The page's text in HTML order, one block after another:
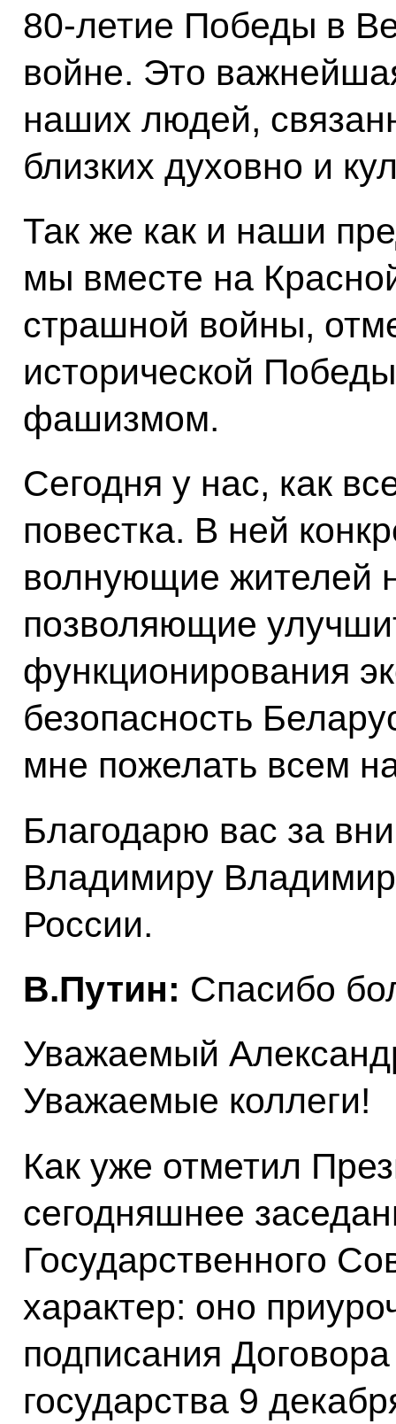
80-летие Победы в
войне. Это
наших людей,
близких духовно и
Так же как и наши
мы вместе на
страшной войны,
исторической
фашизмом.
Сегодня у нас, как
повестка. В ней
волнующие жителей
позволяющие
функционирования
безопасность
мне пожелать всем
Благодарю вас за
Владимиру
России.
В.Путин: Спасибо
Уважаемый
Уважаемые коллеги!
Как уже отметил
сегодняшнее
Государственного
характер: оно
подписания
государства 9